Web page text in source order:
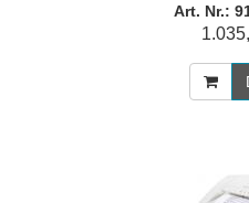
Art. Nr.: